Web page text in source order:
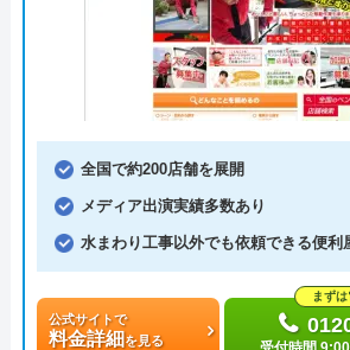
全国で約200店舗を展開
メディア出演実績多数あり
水まわり工事以外でも依頼できる便利
公式サイトで
料金詳細を見る
まずは